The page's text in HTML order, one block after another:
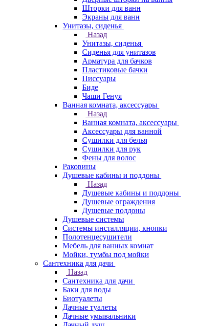
Шторки для ванн
Экраны для ванн
Унитазы, сиденья
Назад
Унитазы, сиденья
Сиденья для унитазов
Арматура для бачков
Пластиковые бачки
Писсуары
Биде
Чаши Генуя
Ванная комната, аксессуары
Назад
Ванная комната, аксессуары
Аксессуары для ванной
Сушилки для белья
Сушилки для рук
Фены для волос
Раковины
Душевые кабины и поддоны
Назад
Душевые кабины и поддоны
Душевые ограждения
Душевые поддоны
Душевые системы
Системы инсталляции, кнопки
Полотенцесушители
Мебель для ванных комнат
Мойки, тумбы под мойки
Сантехника для дачи
Назад
Сантехника для дачи
Баки для воды
Биотуалеты
Дачные туалеты
Дачные умывальники